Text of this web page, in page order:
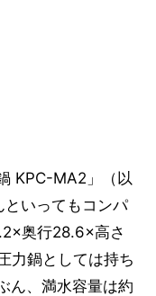
KPC-MA2」（以
いってもコンパ
奥行28.6×高さ
力鍋としては持ち
ん、満水容量は約